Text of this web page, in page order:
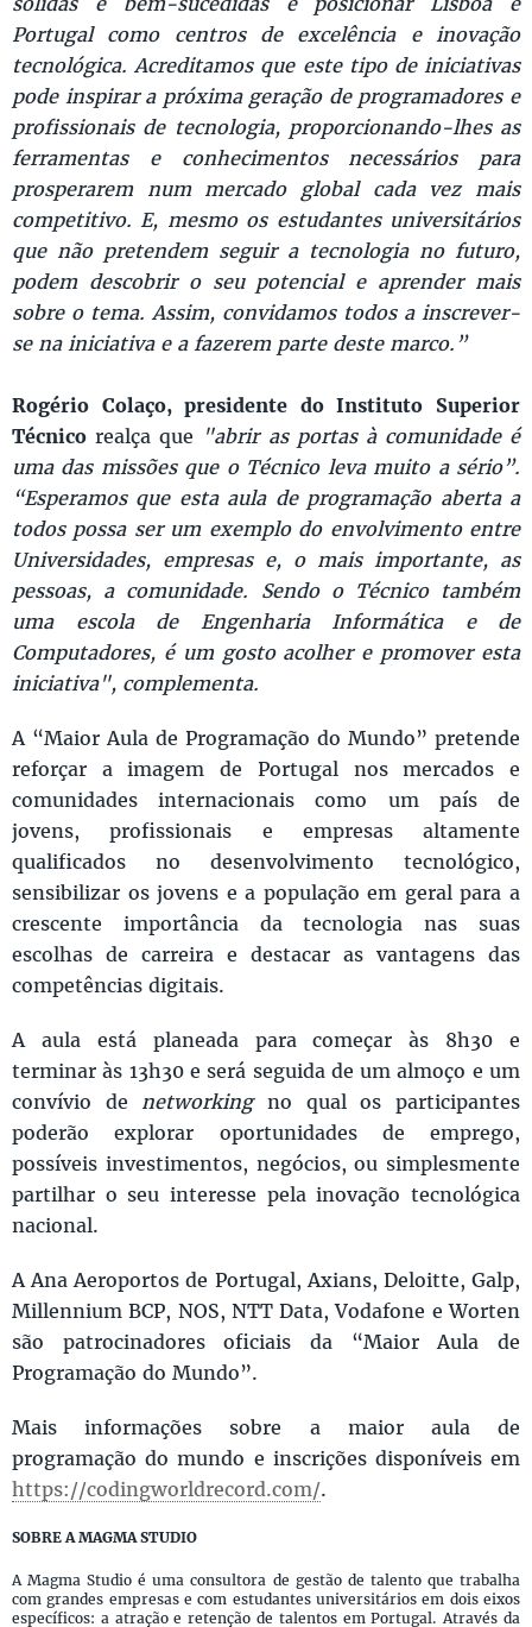
Portugal como centros de excelência e inovação
tecnológica. Acreditamos que este tipo de iniciativas
pode inspirar a próxima geração de programadores e
profissionais de tecnologia, proporcionando-lhes as
ferramentas e conhecimentos necessários para
prosperarem num mercado global cada vez mais
competitivo. E, mesmo os estudantes universitários
que não pretendem seguir a tecnologia no futuro,
podem descobrir o seu potencial e aprender mais
sobre o tema. Assim, convidamos todos a inscrever-
se na iniciativa e a fazerem parte deste marco.”
Rogério Colaço, presidente do Instituto Superior
Técnico realça que "abrir as portas à comunidade é
uma das missões que o Técnico leva muito a sério”.
“Esperamos que esta aula de programação aberta a
todos possa ser um exemplo do envolvimento entre
Universidades, empresas e, o mais importante, as
pessoas, a comunidade. Sendo o Técnico também
uma escola de Engenharia Informática e de
Computadores, é um gosto acolher e promover esta
iniciativa", complementa.
A “Maior Aula de Programação do Mundo” pretende
reforçar a imagem de Portugal nos mercados e
comunidades internacionais como um país de
jovens, profissionais e empresas altamente
qualificados no desenvolvimento tecnológico,
sensibilizar os jovens e a população em geral para a
crescente importância da tecnologia nas suas
escolhas de carreira e destacar as vantagens das
competências digitais.
A aula está planeada para começar às 8h30 e
terminar às 13h30 e será seguida de um almoço e um
convívio de networkingno qual os participantes
poderão explorar oportunidades de emprego,
possíveis investimentos, negócios, ou simplesmente
partilhar o seu interesse pela inovação tecnológica
nacional.
A Ana Aeroportos de Portugal, Axians, Deloitte, Galp,
Millennium BCP, NOS, NTT Data, Vodafone e Worten
são patrocinadores oficiais da “Maior Aula de
Programação do Mundo”.
Mais informações sobre a maior aula de
programação do mundo e inscrições disponíveis em
https://codingworldrecord.com/.
SOBRE A MAGMA STUDIO
A Magma Studio é uma consultora de gestão de talento que trabalha
com grandes empresas e com estudantes universitários em dois eixos
específicos: a atração e retenção de talentos em Portugal. Através da